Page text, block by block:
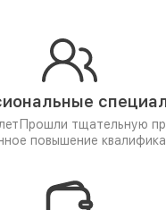
Прошли тщательную
повышение